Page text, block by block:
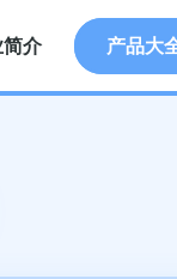
介 产品大